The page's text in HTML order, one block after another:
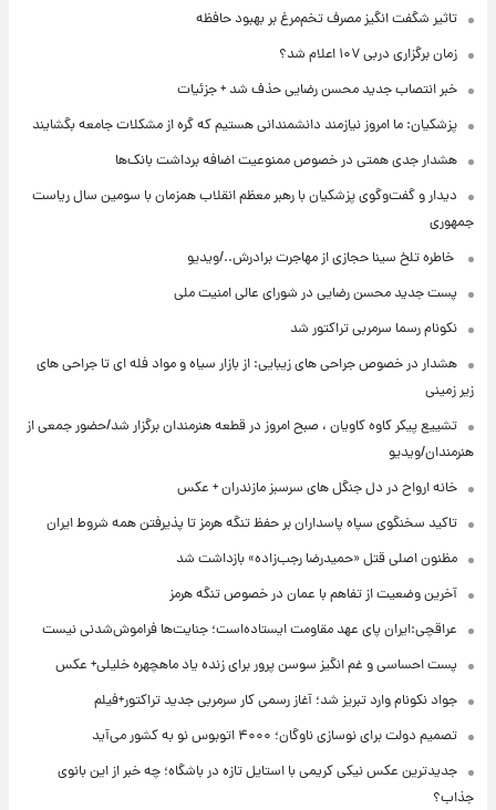
تاثیر شگفت انگیز مصرف تخم‌مرغ بر بهبود حافظه
زمان برگزاری دربی ۱۰۷ اعلام شد؟
خبر انتصاب جدید محسن رضایی حذف شد + جزئیات
پزشکیان: ما امروز نیازمند دانشمندانی هستیم که گره از مشکلات جامعه بگشایند
هشدار جدی همتی در خصوص ممنوعیت اضافه ‌برداشت بانک‌ها
دیدار و گفت‌وگوی پزشکیان با رهبر معظم انقلاب همزمان با سومین سال ریاست
جمهوری
⁨ خاطره تلخ سینا حجازی از مهاجرت برادرش../ویدیو
پست جدید محسن رضایی در شورای عالی امنیت ملی
نکونام رسما سرمربی تراکتور شد
هشدار در خصوص جراحی های زیبایی: از بازار سیاه و مواد فله ای تا جراحی های
زیر زمینی
تشییع پیکر کاوه کاویان ، صبح امروز در قطعه هنرمندان برگزار شد/حضور جمعی از
هنرمندان/ویدیو
خانه ارواح در دل جنگل های سرسبز مازندران + عکس
تاکید سخنگوی سپاه پاسداران بر حفظ تنگه هرمز تا پذیرفتن همه شروط ایران
مظنون اصلی قتل «حمیدرضا رجب‌زاده» بازداشت شد
آخرین وضعیت از تفاهم با عمان در خصوص تنگه هرمز
عراقچی:ایران پای عهد مقاومت ایستاده‌است؛ جنایت‌ها فراموش‌شدنی نیست
پست احساسی و غم انگیز سوسن پرور برای زنده یاد ماهچهره خلیلی+ عکس
جواد نکونام وارد تبریز شد؛ آغاز رسمی کار سرمربی جدید تراکتور+فیلم
تصمیم دولت برای نوسازی ناوگان؛ ۴۰۰۰ اتوبوس نو به کشور می‌آید
جدیدترین عکس نیکی کریمی با استایل تازه در باشگاه؛ چه خبر از این بانوی
جذاب؟